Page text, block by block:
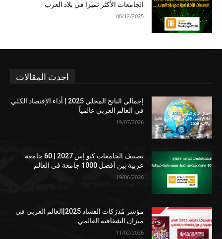
الجامعات الأكثر تميزا في بلاد العرب
08/12/2025
احدث المقالات
إجمالي الناتج المحلي 2025 | أداء الإقتصاد الكلي
في العالم العربي عالمياً
19/07/2026
تصنيف الجامعات كيو إس 2027 | 60 جامعة
عربية بين أفضل 1000 جامعة في العالم
19/06/2026
مؤشر مُدرَكات الفساد 2025|العالم العربي في
ميزان الشفافية العالمي
11/02/2026